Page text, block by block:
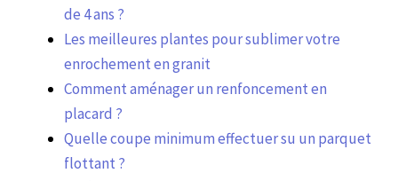
de 4 ans ?
Les meilleures plantes pour sublimer votre
enrochement en granit
Comment aménager un renfoncement en
placard ?
Quelle coupe minimum effectuer su un parquet
flottant ?